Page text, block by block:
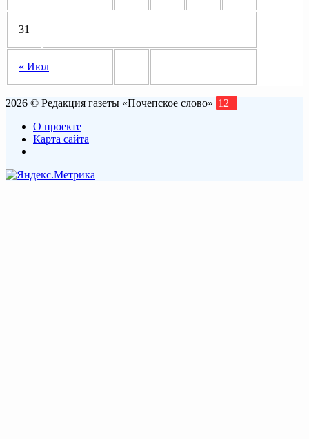
« Июл
31
2026 © Редакция газеты «Почепское слово» 12+
О проекте
Карта сайта